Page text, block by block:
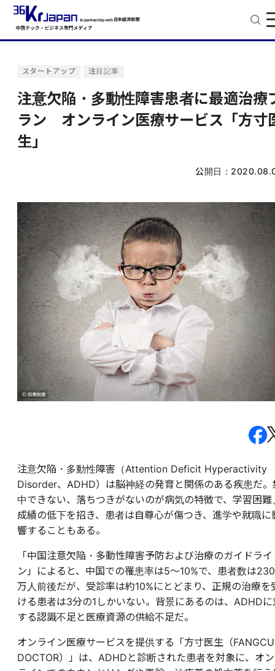
スタートアップ 注目記事
注意欠陥・多動性障害患者に最適治療
ラン オンライン医療サービス「方寸
生」
公開日：
注意欠陥・多動性障害（Attention Deficit Hyperactivity
Disorder、ADHD）は脳神経の発育と関係のある疾患だ。
中できない、落ちつきがないのが病気の特徴で、学習困難
成績の低下を招き、患者は自尊心が傷つき、進学や就職に
響することもある。
「中国注意欠陥・多動性障害予防および治療のガイドライ
ン」によると、中国での罹患率は5～10%で、患者数は
万人前後だが、受診率は約10%にとどまり、正規の治療を
ける患者は3分の1しかいない。背景にあるのは、ADHDに
する認識不足と医療資源の供給不足だ。
オンライン医療サービスを提供する「方寸医生（
DOCTOR）」は、ADHDと診断された患者を対象に、オン